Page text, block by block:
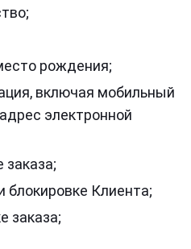
рождения;
включая мобильный
электронной
блокировке Клиента;
заказа;